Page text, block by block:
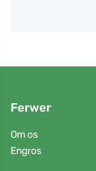
Ferwer
Om os
Engros